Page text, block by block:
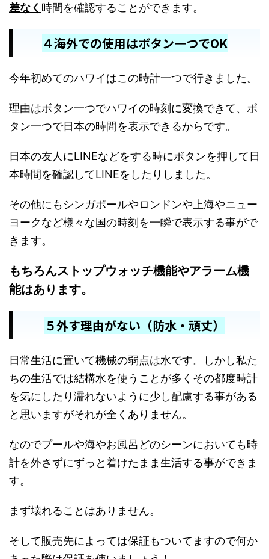
差なく 時間を確認することができます。
４海外での使用はボタン一つでOK
今年初めてのハワイはこの時計一つで行きました。
理由はボタン一つでハワイの時刻に変換できて、ボ
タン一つで日本の時間を表示できるからです。
日本の友人にLINEなどをする時にボタンを押して日
本時間を確認してLINEをしたりしました。
その他にもシンガポールやロンドンや上海やニュー
ヨークなど様々な国の時刻を一瞬で表示する事がで
きます。
もちろんストップウォッチ機能やアラーム機
能はあります。
５外す理由がない（防水・頑丈）
日常生活に置いて機械の弱点は水です。しかし私た
ちの生活では結構水を使うことが多くその都度時計
を気にしたり濡れないように少し配慮する事がある
と思いますがそれが全くありません。
なのでプールや海やお風呂どのシーンにおいても時
計を外さずにずっと着けたまま生活する事ができま
す。
まず壊れることはありません。
そして販売先によっては保証もついてますので何か